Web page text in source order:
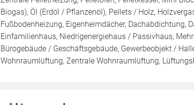
Biogas), Öl (Erdöl / Pflanzenöl), Pellets / Holz,
Fußbodenheizung, Eigenheimdächer, Dachabdichtung,
Einfamilienhaus, Niedrigenergiehaus / Passivhaus,
Bürogebäude / Geschäftsgebäude, Gewerbeobjekt /
Wohnraumlüftung, Zentrale Wohnraumlüftung,